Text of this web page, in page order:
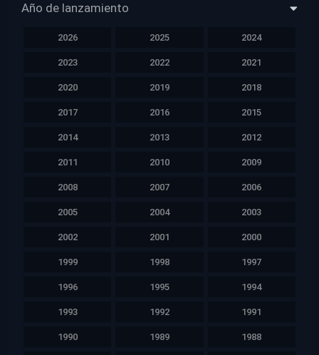
Año de lanzamiento
2026 2025 2024
2023 2022 2021
2020 2019 2018
2017 2016 2015
2014 2013 2012
2011 2010 2009
2008 2007 2006
2005 2004 2003
2002 2001 2000
1999 1998 1997
1996 1995 1994
1993 1992 1991
1990 1989 1988